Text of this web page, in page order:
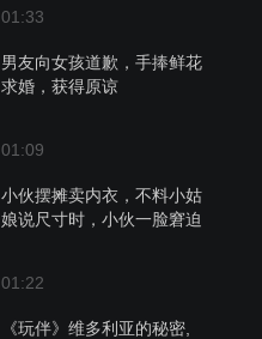
01:33
男友向女孩道歉，手捧鲜花
求婚，获得原谅
01:09
小伙摆摊卖内衣，不料小姑
娘说尺寸时，小伙一脸窘迫
01:22
《玩伴》维多利亚的秘密,